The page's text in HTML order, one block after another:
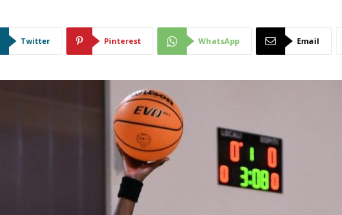
Twitter Pinterest WhatsApp Email